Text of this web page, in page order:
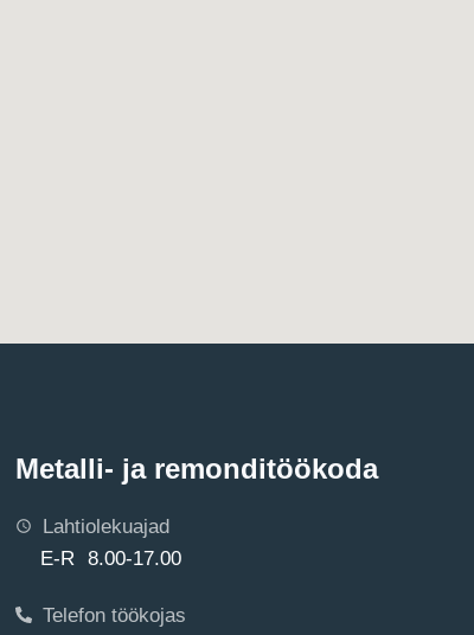
Metalli- ja remonditöökoda
Lahtiolekuajad
E-R 8.00-17.00
Telefon töökojas